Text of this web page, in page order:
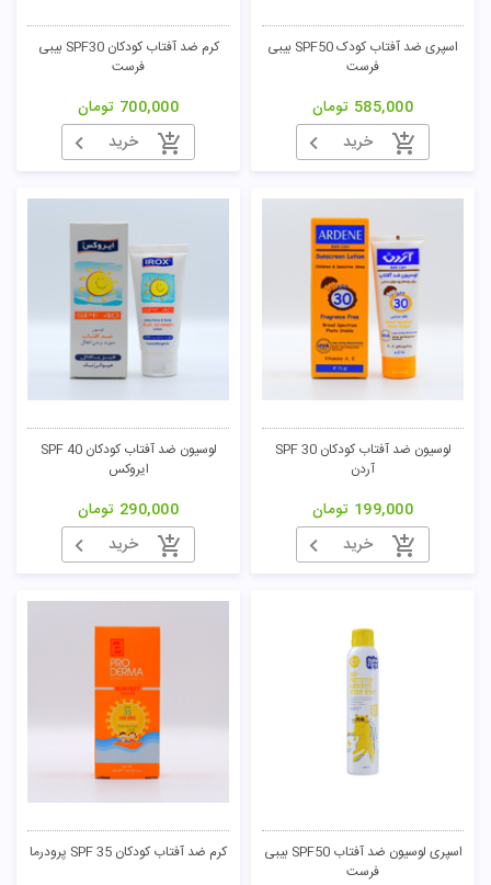
اسپری ضد آفتاب کودک SPF50 بیبی
فرست
585,000 تومان
خرید
کرم ضد آفتاب کودکان SPF30 بیبی
فرست
700,000 تومان
خرید
لوسیون ضد آفتاب کودکان SPF 30
آردن
199,000 تومان
خرید
لوسیون ضد آفتاب کودکان SPF 40
ایروکس
290,000 تومان
خرید
اسپری لوسیون ضد آفتاب SPF50 بیبی
فرست
کرم ضد آفتاب کودکان SPF 35 پرودرما